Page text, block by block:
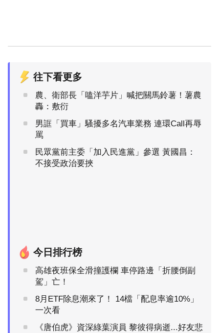
往下看更多
農、衛部長「嗑洋芋片」喊把關馬鈴薯！薯農
轟：敷衍
男誆「買車」騷擾多名汽車業務 連環Call再辱
罵
民眾黨前主委「加入民進黨」參選 黃國昌：
不接受政治要挾
今日排行榜
高雄夜班保全滑撞護欄 車停路邊「折腰倒副
駕」亡！
8月ETF除息潮來了！ 14檔「配息率逾10%」
一次看
《唐伯虎》資深綠葉演員 黎彼得病逝...好友悲